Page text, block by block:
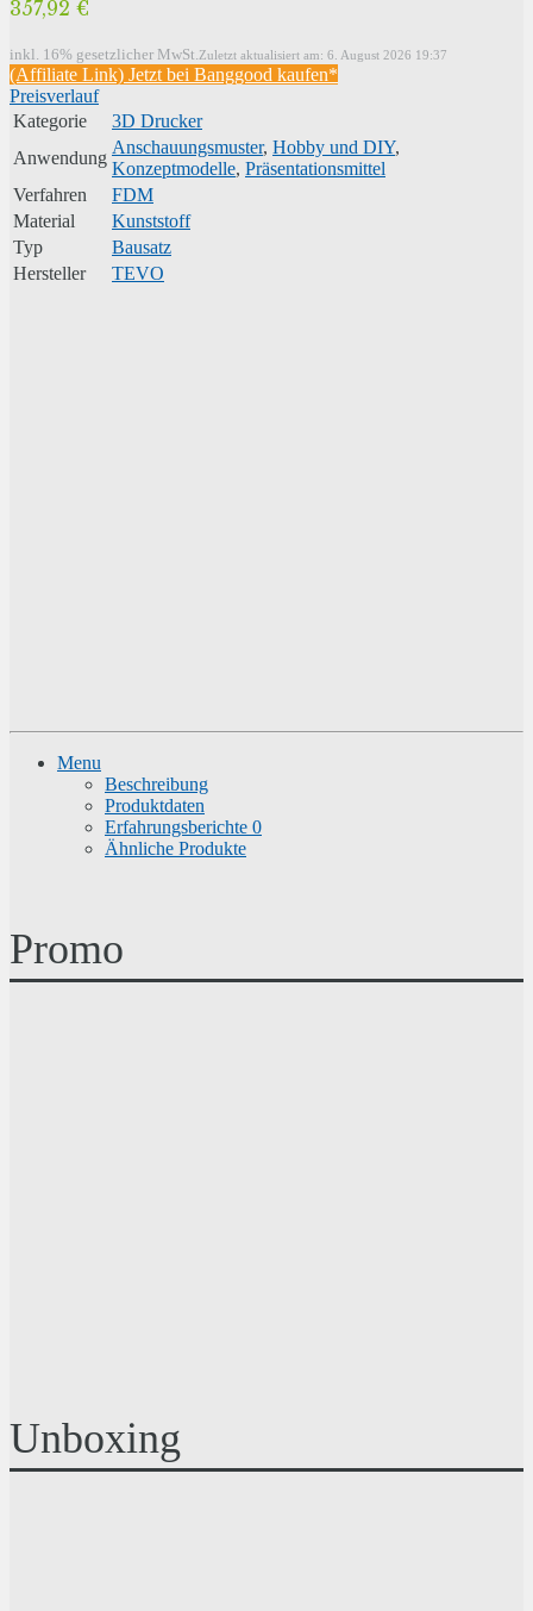
357,92 €
inkl. 16% gesetzlicher MwSt.Zuletzt aktualisiert am: 6. August 2026 19:37
(Affiliate Link) Jetzt bei Banggood kaufen*
Preisverlauf
Kategorie
3D Drucker
Anwendung
Anschauungsmuster, Hobby und DIY,
Konzeptmodelle, Präsentationsmittel
Verfahren
FDM
Material
Kunststoff
Typ
Bausatz
Hersteller
TEVO
Menu
Beschreibung
Produktdaten
Erfahrungsberichte 0
Ähnliche Produkte
Promo
Unboxing